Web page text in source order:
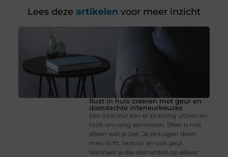
Lees deze artikelen voor meer inzicht
Rust in huis creëren met geur en
doordachte interieurkeuzes
Een interieur kan er prachtig uitzien en
toch onrustig aanvoelen. Sfeer is niet
alleen wat je ziet. Je zintuigen doen
mee: licht, textuur en ook geur.
Wanneer je die elementen op elkaar